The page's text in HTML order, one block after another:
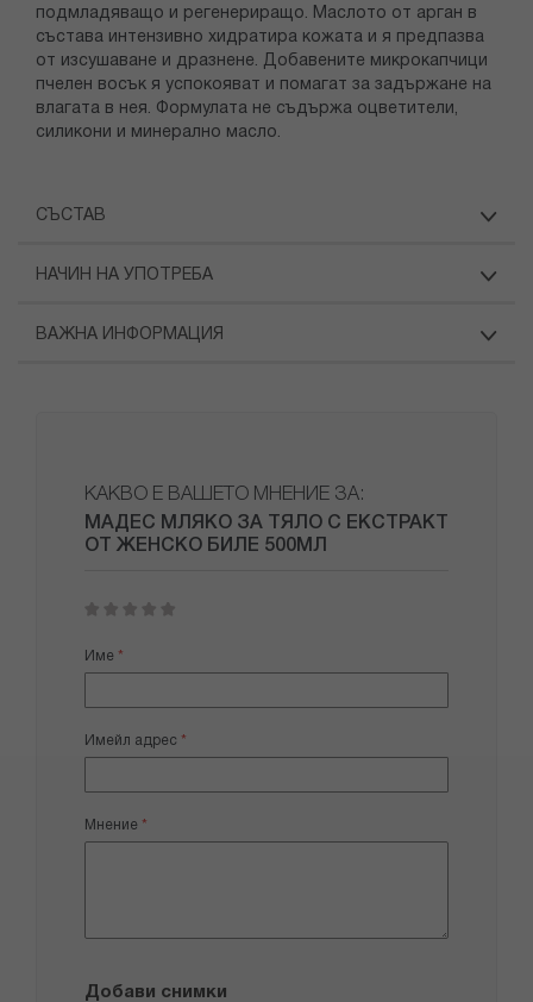
подмладяващо и регенериращо. Маслото от арган в
състава интензивно хидратира кожата и я предпазва
от изсушаване и дразнене. Добавените микрокапчици
пчелен восък я успокояват и помагат за задържане на
влагата в нея. Формулата не съдържа оцветители,
силикони и минерално масло.
СЪСТАВ
НАЧИН НА УПОТРЕБА
ВАЖНА ИНФОРМАЦИЯ
КАКВО Е ВАШЕТО МНЕНИЕ ЗА:
МАДЕС МЛЯКО ЗА ТЯЛО С ЕКСТРАКТ
ОТ ЖЕНСКО БИЛЕ 500МЛ
star
stars
stars
stars
stars
Име
Имейл адрес
Мнение
Добави снимки